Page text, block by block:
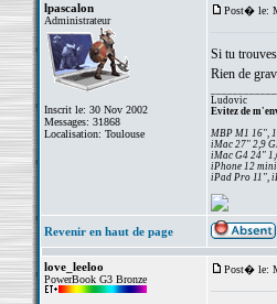
lpascalon
Administrateur
Inscrit le: 30 Nov 2002
Messages: 31868
Localisation: Toulouse
Post� le:
Si tu
Rien de
Ludovic
Evitez de
MBP M1 16",
iMac 27" 2,9
iMac G4 24"
iPhone 12
iPad Pro 11",
Revenir en haut de page
love_leeloo
PowerBook G3 Bronze
Post� le: